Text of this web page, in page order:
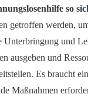
so
getroffen werden,
und
ausgeben und
Es braucht
Maßnahmen